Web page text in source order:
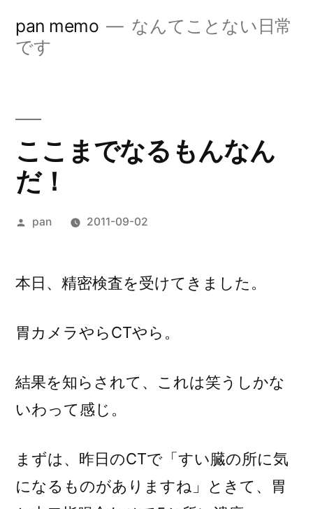
pan memo
なんてことない日常
です
ここまでなるもんなん
だ！
投
pan 2011-09-02
本日、精密検査を受けてきました。
胃カメラやらCTやら。
結果を知らされて、これは笑うしかな
いわって感じ。
まずは、昨日のCTで「すい臓の所に気
になるものがありますね」ときて、胃